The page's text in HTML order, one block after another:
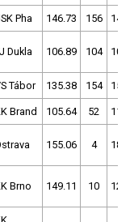
Pha 146.73 156
Dukla 106.89 104
Tábor 135.38 154
Brand 105.64 52
155.06 4
Brno 149.11 10